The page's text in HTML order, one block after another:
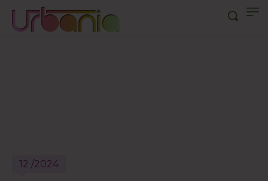
12 /2024